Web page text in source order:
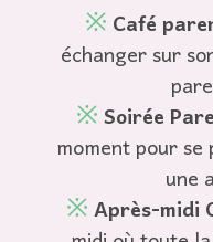
※Café
échanger sur
※Soirée
moment pour
une
※Après-midi